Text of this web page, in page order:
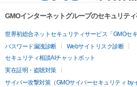
GMOインターネットグループのセキュリテ
世界初総合ネットセキュリティサービス「GMOセキ
パスワード漏洩診断
Webサイトリスク診断
セキュリティ相談AIチャットボット
実在証明・盗聴対策
サイバー攻撃対策（GMOサイバーセキュリティ by